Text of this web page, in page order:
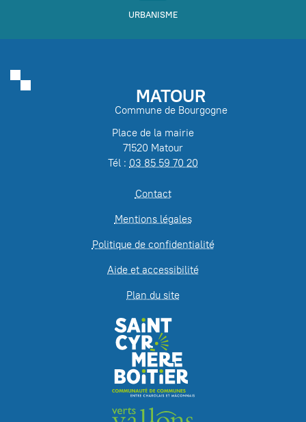
URBANISME
MATOUR
Commune de Bourgogne
Place de la mairie
71520 Matour
Tél : 03 85 59 70 20
Contact
Mentions légales
Politique de confidentialité
Aide et accessibilité
Plan du site